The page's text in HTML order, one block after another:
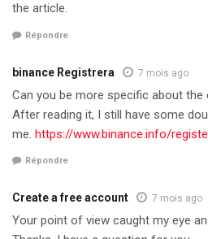
the article.
Répondre
binance Registrera 7 mois ago
Can you be more specific about
After reading it, I still have some
me. https://www.binance.info/
Répondre
Create a free account 7 mois ago
Your point of view caught my eye